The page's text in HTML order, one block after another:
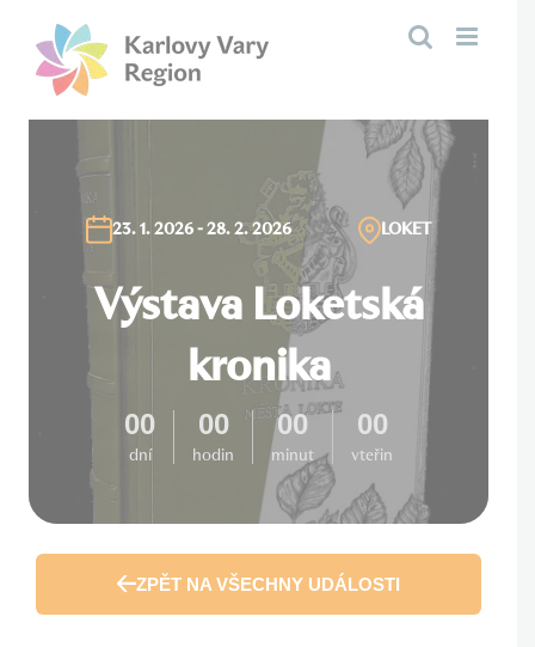
obsah
23. 1. 2026 - 28. 2. 2026 LOKET
Výstava Loketská
kronika
00
dní
00
hodin
00
minut
00
vteřin
ZPĚT NA VŠECHNY UDÁLOSTI